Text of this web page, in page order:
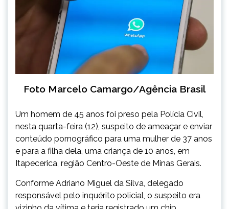
Foto Marcelo Camargo/Agência Brasil
Um homem de 45 anos foi preso pela Polícia Civil,
nesta quarta-feira (12), suspeito de ameaçar e enviar
conteúdo pornográfico para uma mulher de 37 anos
e para a filha dela, uma criança de 10 anos, em
Itapecerica, região Centro-Oeste de Minas Gerais.
Conforme Adriano Miguel da Silva, delegado
responsável pelo inquérito policial, o suspeito era